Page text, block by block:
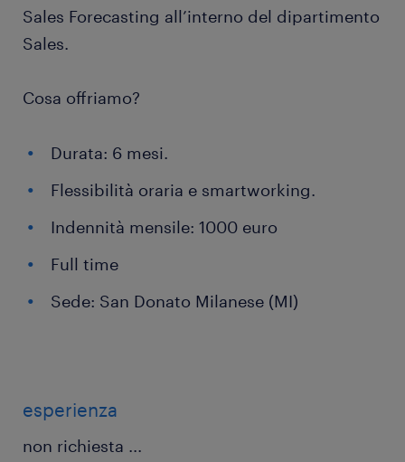
Sales Forecasting all’interno del dipartimento
Sales.
Cosa offriamo?
Durata: 6 mesi.
Flessibilità oraria e smartworking.
Indennità mensile: 1000 euro
Full time
Sede: San Donato Milanese (MI)
esperienza
non richiesta ...